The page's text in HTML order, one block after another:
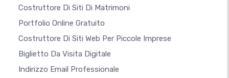
Costruttore Di Siti Di Matrimoni
Portfolio Online Gratuito
Costruttore Di Siti Web Per Piccole Imprese
Biglietto Da Visita Digitale
Indirizzo Email Professionale